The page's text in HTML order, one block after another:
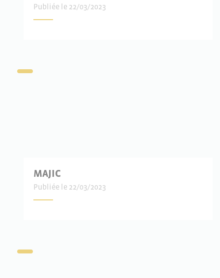
Publiée le 22/03/2023
MAJIC
Publiée le 22/03/2023